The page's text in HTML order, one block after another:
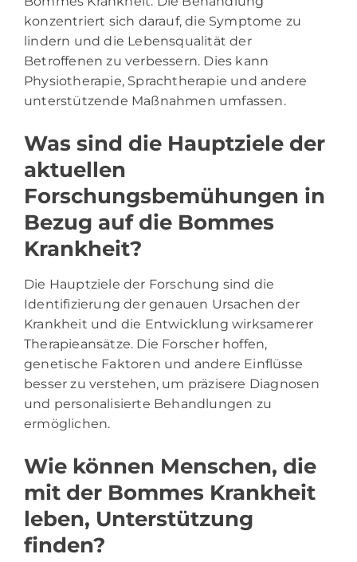
konzentriert sich darauf, die Symptome zu
lindern und die Lebensqualität der
Betroffenen zu verbessern. Dies kann
Physiotherapie, Sprachtherapie und andere
unterstützende Maßnahmen umfassen.
Was sind die Hauptziele der
aktuellen
Forschungsbemühungen in
Bezug auf die Bommes
Krankheit?
Die Hauptziele der Forschung sind die
Identifizierung der genauen Ursachen der
Krankheit und die Entwicklung wirksamerer
Therapieansätze. Die Forscher hoffen,
genetische Faktoren und andere Einflüsse
besser zu verstehen, um präzisere Diagnosen
und personalisierte Behandlungen zu
ermöglichen.
Wie können Menschen, die
mit der Bommes Krankheit
leben, Unterstützung
finden?